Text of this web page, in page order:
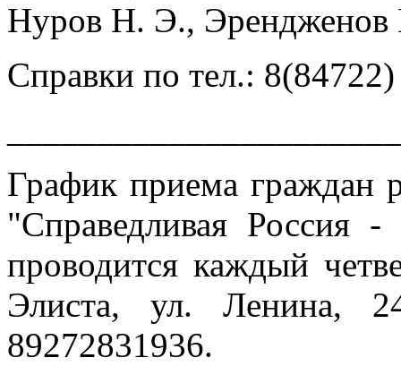
Нуров Н. Э.,
Справки по тел.:
График приема граждан
"Справедливая Россия
проводится каждый
Элиста, ул. Ленина,
89272831936.